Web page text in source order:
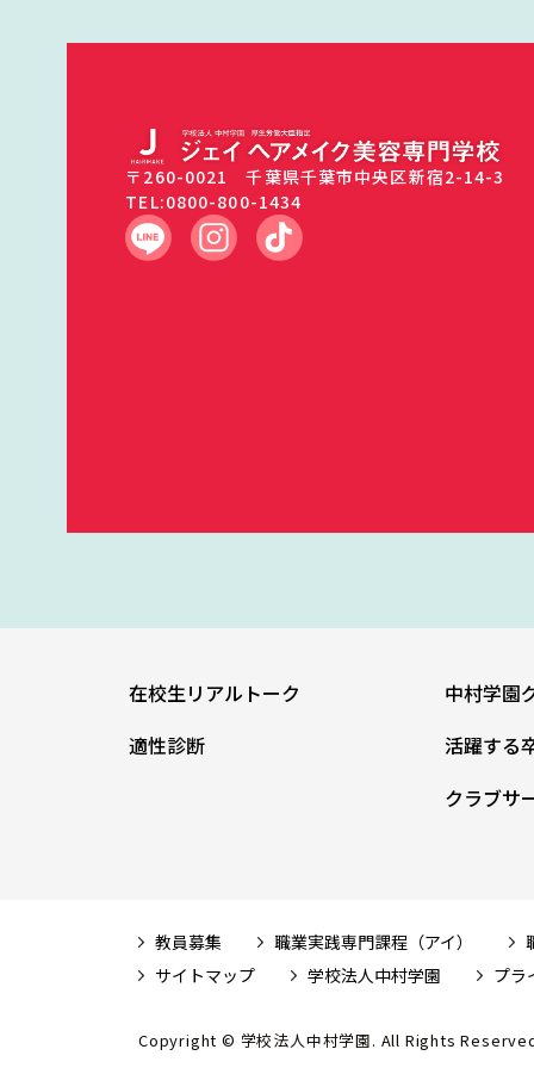
〒260-0021 千葉県千葉市中央区新宿2-14-3
TEL:0800-800-1434
在校生リアルトーク
適性診断
中村学園
活躍する
クラブサ
教員募集 職業実践専門課程（アイ）
サイトマップ
学校法人中村学園 プラ
Copyright © 学校法人中村学園. All Rights